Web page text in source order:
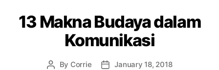
13 Makna Budaya dalam
Komunikasi
Post
By Corrie
PostJanuary 18, 2018